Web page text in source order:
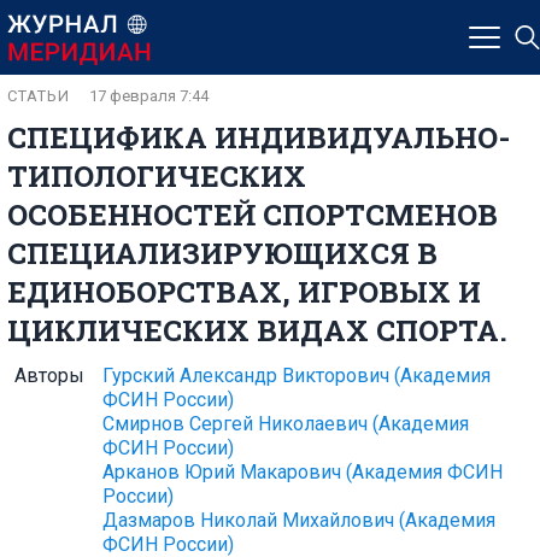
СПЕЦИФИКА ИНДИВИДУАЛЬНО-
ТИПОЛОГИЧЕСКИХ
ОСОБЕННОСТЕЙ СПОРТСМЕНОВ
СПЕЦИАЛИЗИРУЮЩИХСЯ В
ЕДИНОБОРСТВАХ, ИГРОВЫХ И
ЦИКЛИЧЕСКИХ ВИДАХ СПОРТА.
СТАТЬИ 17 февраля 7:44
Авторы Гурский Александр Викторович (Академия
ФСИН России)
Смирнов Сергей Николаевич (Академия
ФСИН России)
Арканов Юрий Макарович (Академия ФСИН
России)
Дазмаров Николай Михайлович (Академия
ФСИН России)